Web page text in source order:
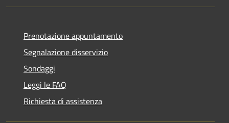
Prenotazione appuntamento
Segnalazione disservizio
Sondaggi
Leggi le FAQ
Richiesta di assistenza